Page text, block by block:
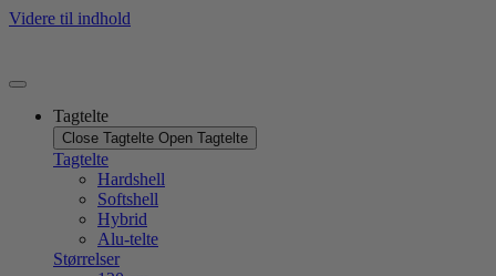
Videre til indhold
Tagtelte
Close Tagtelte Open Tagtelte
Tagtelte
Hardshell
Softshell
Hybrid
Alu-telte
Størrelser